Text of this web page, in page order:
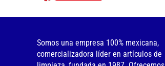
Somos una empresa 100% mexicana,
comercializadora líder en artículos de